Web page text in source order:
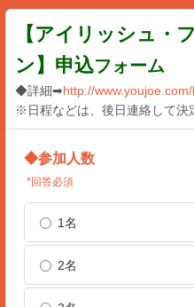
【アイリッシュ・
ン】申込フォーム
◆詳細➡http://
※日程などは、後日連絡して決
◆参加人数
*回答必須
1名
2名